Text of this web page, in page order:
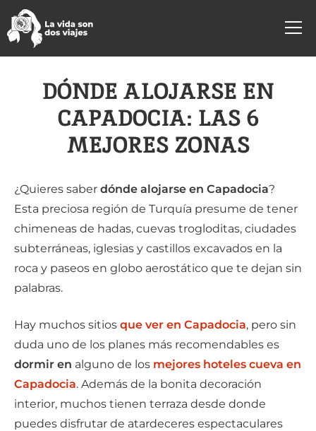
DÓNDE ALOJARSE EN
CAPADOCIA: LAS 6
MEJORES ZONAS
¿Quieres saber dónde alojarse en Capadocia?
Esta preciosa región de Turquía presume de tener
chimeneas de hadas, cuevas trogloditas, ciudades
subterráneas, iglesias y castillos excavados en la
roca y paseos en globo aerostático que te dejan sin
palabras.
Hay muchos sitios que ver en Capadocia, pero sin
duda uno de los planes más recomendables es
dormir en alguno de los mejores hoteles cueva en
Capadocia. Además de la bonita decoración
interior, muchos tienen terraza desde donde
puedes disfrutar de atardeceres espectaculares